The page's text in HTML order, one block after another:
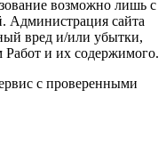
возможно лишь с
Администрация сайта
вред и/или убытки,
Работ и их содержимого.
с проверенными